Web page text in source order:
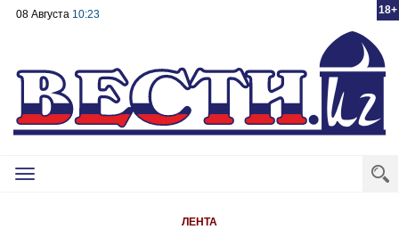
18+
08 Августа 10:23
Toggle
ЛЕНТА